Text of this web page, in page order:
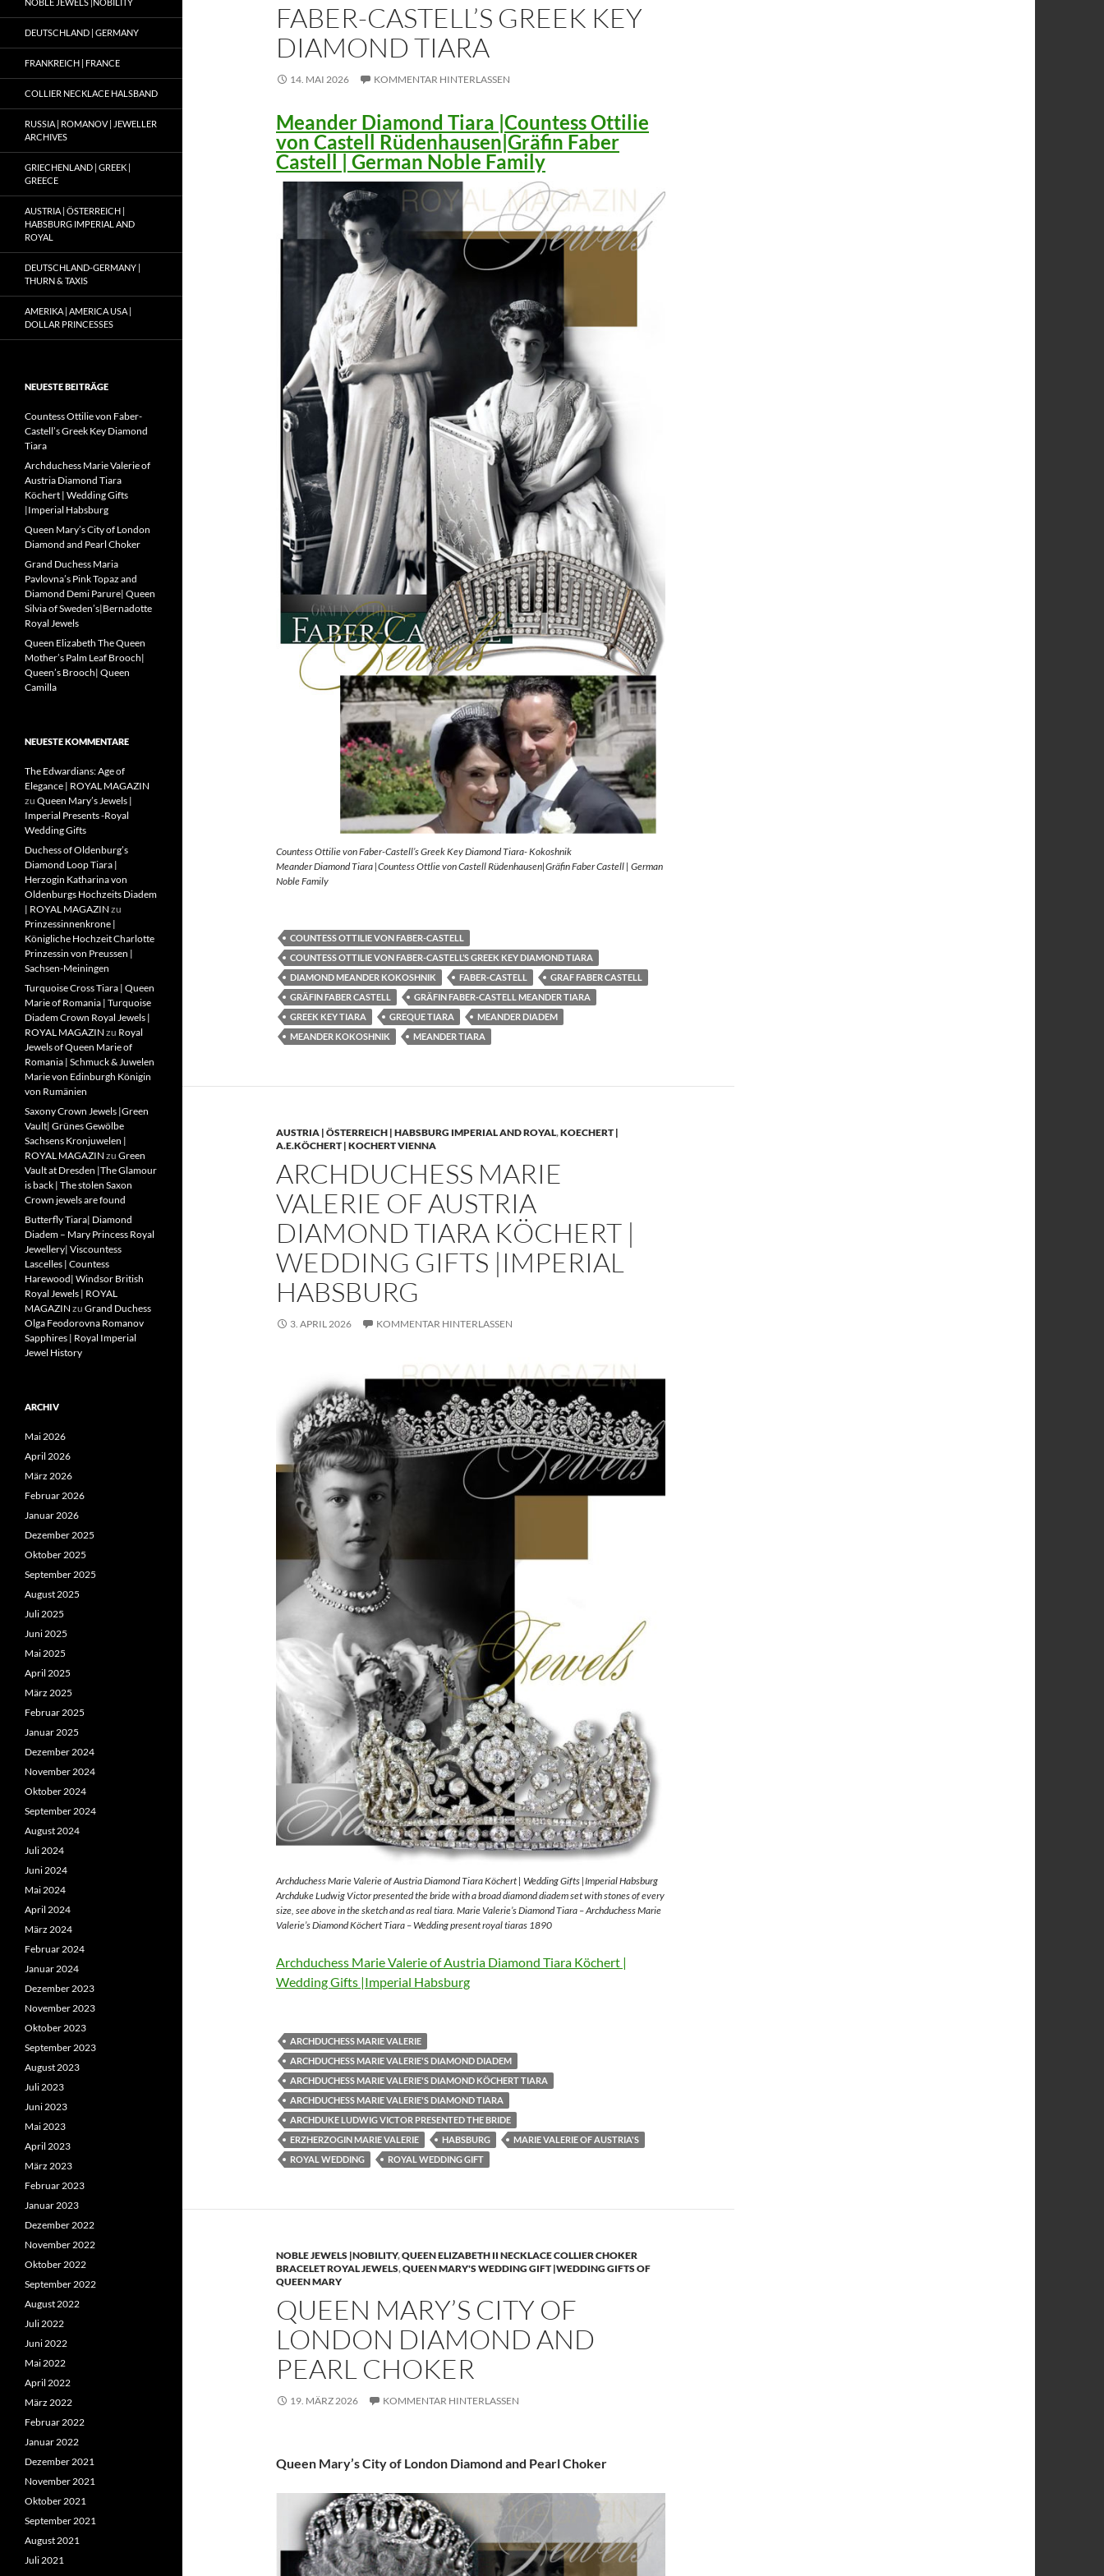
FABER-CASTELL’S GREEK KEY
DIAMOND TIARA
14. MAI 2026 KOMMENTAR HINTERLASSEN
Meander Diamond Tiara |Countess Ottilie
von Castell Rüdenhausen|Gräfin Faber
Castell | German Noble Family
Countess Ottilie von Faber-Castell’s Greek Key Diamond Tiara- Kokoshnik
Meander Diamond Tiara |Countess Ottlie von Castell Rüdenhausen|Gräfin Faber Castell | German
Noble Family
COUNTESS OTTILIE VON FABER-CASTELL
COUNTESS OTTILIE VON FABER-CASTELL’S GREEK KEY DIAMOND TIARA
DIAMOND MEANDER KOKOSHNIK
FABER-CASTELL
GRAF FABER CASTELL
GRÄFIN FABER CASTELL
GRÄFIN FABER-CASTELL MEANDER TIARA
GREEK KEY TIARA
GREQUE TIARA
MEANDER DIADEM
MEANDER KOKOSHNIK
MEANDER TIARA
AUSTRIA | ÖSTERREICH | HABSBURG IMPERIAL AND ROYAL,KOECHERT |
A.E.KÖCHERT | KOCHERT VIENNA
ARCHDUCHESS MARIE
VALERIE OF AUSTRIA
DIAMOND TIARA KÖCHERT |
WEDDING GIFTS |IMPERIAL
HABSBURG
3. APRIL 2026 KOMMENTAR HINTERLASSEN
Archduchess Marie Valerie of Austria Diamond Tiara Köchert | Wedding Gifts |Imperial Habsburg
Archduke Ludwig Victor presented the bride with a broad diamond diadem set with stones of every
size, see above in the sketch and as real tiara. Marie Valerie’s Diamond Tiara – Archduchess Marie
Valerie’s Diamond Köchert Tiara – Wedding present royal tiaras 1890
Archduchess Marie Valerie of Austria Diamond Tiara Köchert |
Wedding Gifts |Imperial Habsburg
ARCHDUCHESS MARIE VALERIE
ARCHDUCHESS MARIE VALERIE'S DIAMOND DIADEM
ARCHDUCHESS MARIE VALERIE'S DIAMOND KÖCHERT TIARA
ARCHDUCHESS MARIE VALERIE'S DIAMOND TIARA
ARCHDUKE LUDWIG VICTOR PRESENTED THE BRIDE
ERZHERZOGIN MARIE VALERIE
HABSBURG
MARIE VALERIE OF AUSTRIA'S
ROYAL WEDDING
ROYAL WEDDING GIFT
NOBLE JEWELS |NOBILITY,QUEEN ELIZABETH II NECKLACE COLLIER CHOKER
BRACELET ROYAL JEWELS,QUEEN MARY'S WEDDING GIFT |WEDDING GIFTS OF
QUEEN MARY
QUEEN MARY’S CITY OF
LONDON DIAMOND AND
PEARL CHOKER
19. MÄRZ 2026 KOMMENTAR HINTERLASSEN
Queen Mary’s City of London Diamond and Pearl Choker
DEUTSCHLAND | GERMANY
FRANKREICH | FRANCE
COLLIER NECKLACE HALSBAND
RUSSIA | ROMANOV | JEWELLER
ARCHIVES
GRIECHENLAND | GREEK |
GREECE
AUSTRIA | ÖSTERREICH |
HABSBURG IMPERIAL AND
ROYAL
DEUTSCHLAND-GERMANY |
THURN & TAXIS
AMERIKA | AMERICA USA |
DOLLAR PRINCESSES
NEUESTE BEITRÄGE
Countess Ottilie von Faber-
Castell’s Greek Key Diamond
Tiara
Archduchess Marie Valerie of
Austria Diamond Tiara
Köchert | Wedding Gifts
|Imperial Habsburg
Queen Mary’s City of London
Diamond and Pearl Choker
Grand Duchess Maria
Pavlovna’s Pink Topaz and
Diamond Demi Parure| Queen
Silvia of Sweden’s|Bernadotte
Royal Jewels
Queen Elizabeth The Queen
Mother’s Palm Leaf Brooch|
Queen’s Brooch| Queen
Camilla
NEUESTE KOMMENTARE
The Edwardians: Age of
Elegance | ROYAL MAGAZIN
zu Queen Mary’s Jewels |
Imperial Presents -Royal
Wedding Gifts
Duchess of Oldenburg’s
Diamond Loop Tiara |
Herzogin Katharina von
Oldenburgs Hochzeits Diadem
| ROYAL MAGAZIN zu
Prinzessinnenkrone |
Königliche Hochzeit Charlotte
Prinzessin von Preussen |
Sachsen-Meiningen
Turquoise Cross Tiara | Queen
Marie of Romania | Turquoise
Diadem Crown Royal Jewels |
ROYAL MAGAZIN zu Royal
Jewels of Queen Marie of
Romania | Schmuck & Juwelen
Marie von Edinburgh Königin
von Rumänien
Saxony Crown Jewels |Green
Vault| Grünes Gewölbe
Sachsens Kronjuwelen |
ROYAL MAGAZIN zu Green
Vault at Dresden |The Glamour
is back | The stolen Saxon
Crown jewels are found
Butterfly Tiara| Diamond
Diadem – Mary Princess Royal
Jewellery| Viscountess
Lascelles | Countess
Harewood| Windsor British
Royal Jewels | ROYAL
MAGAZIN zu Grand Duchess
Olga Feodorovna Romanov
Sapphires | Royal Imperial
Jewel History
ARCHIV
Mai 2026
April 2026
März 2026
Februar 2026
Januar 2026
Dezember 2025
Oktober 2025
September 2025
August 2025
Juli 2025
Juni 2025
Mai 2025
April 2025
März 2025
Februar 2025
Januar 2025
Dezember 2024
November 2024
Oktober 2024
September 2024
August 2024
Juli 2024
Juni 2024
Mai 2024
April 2024
März 2024
Februar 2024
Januar 2024
Dezember 2023
November 2023
Oktober 2023
September 2023
August 2023
Juli 2023
Juni 2023
Mai 2023
April 2023
März 2023
Februar 2023
Januar 2023
Dezember 2022
November 2022
Oktober 2022
September 2022
August 2022
Juli 2022
Juni 2022
Mai 2022
April 2022
März 2022
Februar 2022
Januar 2022
Dezember 2021
November 2021
Oktober 2021
September 2021
August 2021
Juli 2021